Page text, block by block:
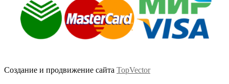
Создание и продвижение сайта TopVector